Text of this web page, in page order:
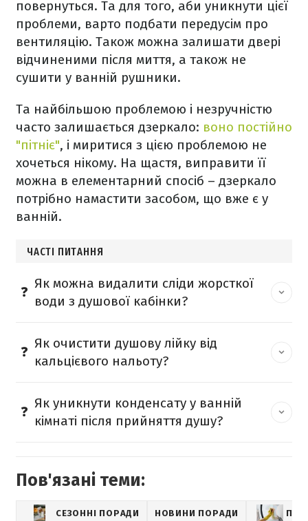
повернуться. Та для того, аби уникнути цієї
проблеми, варто подбати передусім про
вентиляцію. Також можна залишати двері
відчиненими після миття, а також не
сушити у ванній рушники.
Та найбільшою проблемою і незручністю
часто залишається дзеркало: воно постійно
"пітніє", і миритися з цією проблемою не
хочеться нікому. На щастя, виправити її
можна в елементарний спосіб – дзеркало
потрібно намастити засобом, що вже є у
ванній.
ЧАСТІ ПИТАННЯ
Як можна видалити сліди жорсткої
води з душової кабінки?
Як очистити душову лійку від
кальцієвого нальоту?
Як уникнути конденсату у ванній
кімнаті після прийняття душу?
Пов'язані теми:
СЕЗОННІ ПОРАДИ НОВИНИ ПОРАДИ